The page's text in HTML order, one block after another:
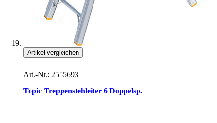
Artikel vergleichen
Art.-Nr.: 2555693
Topic-Treppenstehleiter 6 Doppelsp.